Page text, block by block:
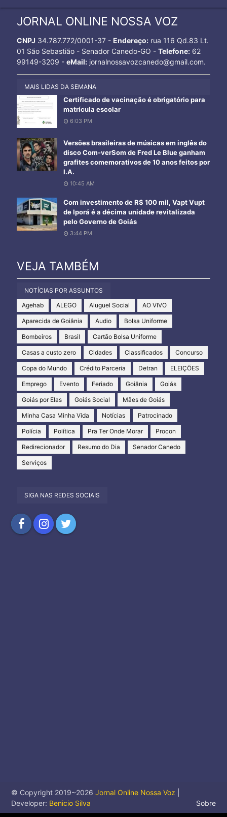
JORNAL ONLINE NOSSA VOZ
CNPJ 34.787.772/0001-37 - Endereço:rua 116 Qd.83 Lt.
01 São Sebastião - Senador Canedo-GO - Telefone:62
99149-3209 - eMail:jornalnossavozcanedo@gmail.com.
MAIS LIDAS DA SEMANA
Certificado de vacinação é obrigatório para
matrícula escolar
6:03 PM
Versões brasileiras de músicas em inglês do
disco Com-verSom de Fred Le Blue ganham
grafites comemorativos de 10 anos feitos por
I.A.
10:45 AM
Com investimento de R$ 100 mil, Vapt Vupt
de Iporá é a décima unidade revitalizada
pelo Governo de Goiás
3:44 PM
VEJA TAMBÉM
NOTÍCIAS POR ASSUNTOS
Agehab
ALEGO Aluguel Social AO VIVO
Aparecida de Goiânia Audio Bolsa Uniforme
Bombeiros Brasil Cartão Bolsa Uniforme
Casas a custo zero Cidades Classificados Concurso
Copa do Mundo Crédito Parceria Detran ELEIÇÕES
Emprego Evento Feriado Goiânia Goiás
Goiás por Elas Goiás Social Mães de Goiás
Minha Casa Minha Vida Notícias Patrocinado
Polícia Política Pra Ter Onde Morar Procon
Redirecionador Resumo do Dia Senador Canedo
Serviços
SIGA NAS REDES SOCIAIS
© Copyright 2019~2026 Jornal Online Nossa Voz
Developer: Benicio Silva Sobre